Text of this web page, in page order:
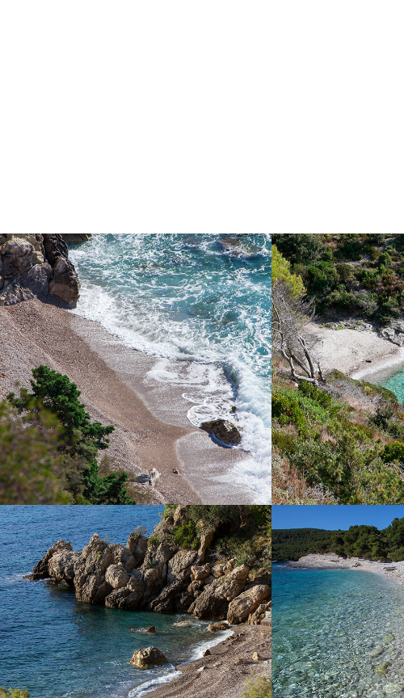
PIZDICA
La spiaggia Pizdica è una delle più belle
spiagge della baia di Komiža. È ideale per una
gita di un giorno per le famiglie con bambini
durante le giornate estive calde. È ricca di
sorgenti naturali.
La spiaggia
corsa con la nostra
spiaggia ideale per
godere il
TEMPLUŽ
La spiaggia Templuž si trova a pochi chilometri
da Komiža con la nostra barca taxi veloce. È
una spiaggia nudista, in parte coperta da pini.
SREBRENA
La spiaggia
spiaggia dell΄isola di
pini. Ha preso il
grandi ciottoli al
potete arrivare dalla
barca che potete
suggeriamo di fare
nostra nave taxi
famiglie con
anche con la
camminata di